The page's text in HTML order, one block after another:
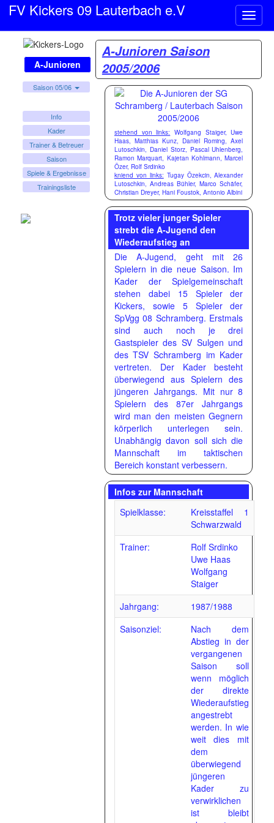
ein-/
FV Kickers 09 Lauterbach e.V
A-Junioren
Saison 05/06
Info
Kader
Trainer & Betreuer
Saison
Spiele & Ergebnisse
Trainingsliste
A-Junioren Saison
2005/2006
stehend von links: Wolfgang Staiger, Uwe
Haas, Matthias Kunz, Daniel Roming, Axel
Lutoschkin, Daniel Storz, Pascal Uhlenberg,
Ramon Marquart, Kajetan Kohlmann, Marcel
Özer, Rolf Srdinko
kniend von links: Tugay Özekcin, Alexander
Lutoschkin, Andreas Bühler, Marco Schäfer,
Christian Dreyer, Hani Foustok, Antonio Albini
Trotz vieler junger Spieler
strebt die A-Jugend den
Wiederaufstieg an
Die A-Jugend, geht mit 26
Spielern in die neue Saison. Im
Kader der Spielgemeinschaft
stehen dabei 15 Spieler der
Kickers, sowie 5 Spieler der
SpVgg 08 Schramberg. Erstmals
sind auch noch je drei
Gastspieler des SV Sulgen und
des TSV Schramberg im Kader
vertreten. Der Kader besteht
überwiegend aus Spielern des
jüngeren Jahrgangs. Mit nur 8
Spielern des 87er Jahrgangs
wird man den meisten Gegnern
körperlich unterlegen sein.
Unabhängig davon soll sich die
Mannschaft im taktischen
Bereich konstant verbessern.
Infos zur Mannschaft
Spielklasse:
Kreisstaffel 1
Schwarzwald
Trainer:
Rolf Srdinko
Uwe Haas
Wolfgang
Staiger
Jahrgang:
1987/1988
Saisonziel:
Nach dem
Abstieg in der
vergangenen
Saison soll
wenn möglich
der direkte
Wiederaufstieg
angestrebt
werden. In wie
weit dies mit
dem
überwiegend
jüngeren
Kader zu
verwirklichen
ist bleibt